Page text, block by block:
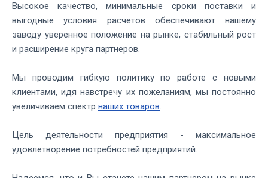
Высокое качество, минимальные сроки поставки и
выгодные условия расчетов обеспечивают нашему
заводу уверенное положение на рынке, стабильный рост
и расширение круга партнеров.
Мы проводим гибкую политику по работе с новыми
клиентами, идя навстречу их пожеланиям, мы постоянно
увеличиваем спектр наших товаров.
Цель деятельности предприятия - максимальное
удовлетворение потребностей предприятий.